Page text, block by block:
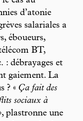
d’atonie
salariales a
éboueurs,
BT,
: débrayages et
gaiement. La
? « Ça fait des
sociaux à
plastronne une